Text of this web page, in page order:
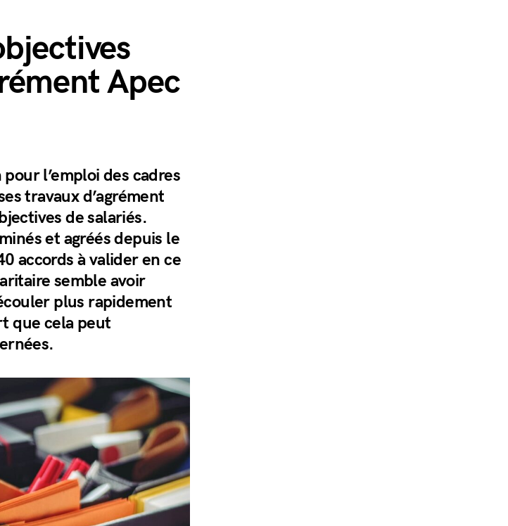
Apec
l’emploi des cadres
travaux d’agrément
de salariés.
et agréés depuis le
accords à valider en ce
semble avoir
plus rapidement
que cela peut